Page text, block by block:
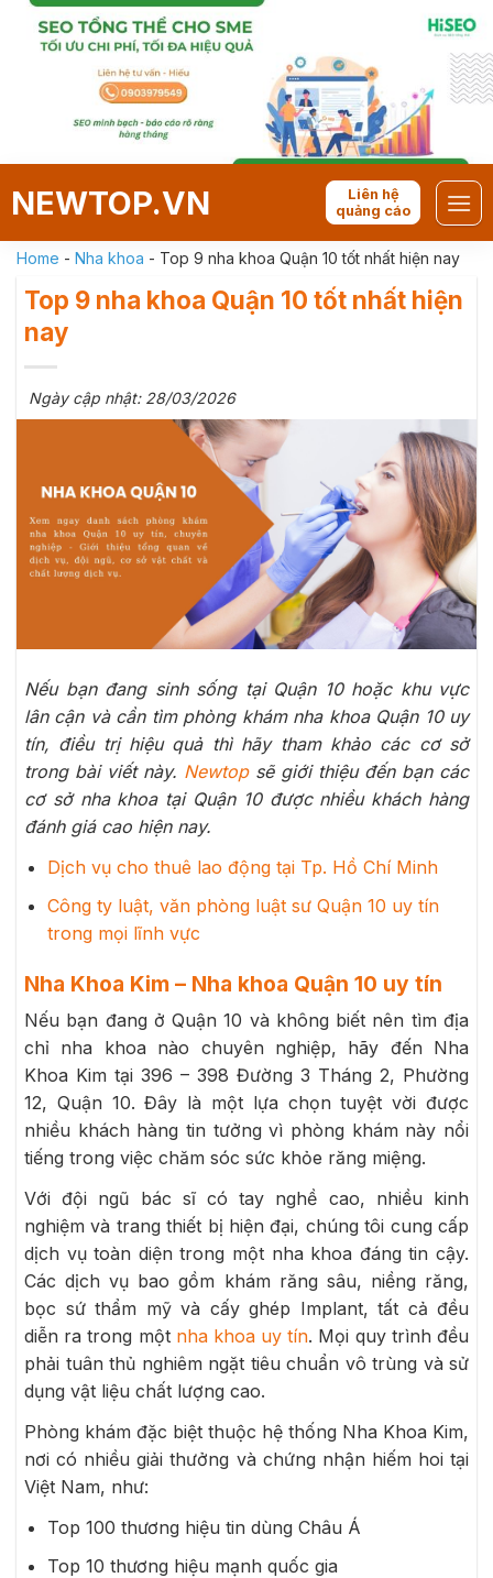
Skip
NEWTOP.VN
Liên hệ
quảng cáo
Home - Nha khoa - Top 9 nha khoa Quận 10 tốt nhất hiện nay
Top 9 nha khoa Quận 10 tốt nhất hiện
nay
Ngày cập nhật: 28/03/2026
Nếu bạn đang sinh sống tại Quận 10 hoặc khu vực
lân cận và cần tìm phòng khám nha khoa Quận 10 uy
tín, điều trị hiệu quả thì hãy tham khảo các cơ sở
trong bài viết này. Newtopsẽ giới thiệu đến bạn các
cơ sở nha khoa tại Quận 10 được nhiều khách hàng
đánh giá cao hiện nay.
Dịch vụ cho thuê lao động tại Tp. Hồ Chí Minh
Công ty luật, văn phòng luật sư Quận 10 uy tín
trong mọi lĩnh vực
Nha Khoa Kim – Nha khoa Quận 10 uy tín
Nếu bạn đang ở Quận 10 và không biết nên tìm địa
chỉ nha khoa nào chuyên nghiệp, hãy đến Nha
Khoa Kim tại 396 – 398 Đường 3 Tháng 2, Phường
12, Quận 10. Đây là một lựa chọn tuyệt vời được
nhiều khách hàng tin tưởng vì phòng khám này nổi
tiếng trong việc chăm sóc sức khỏe răng miệng.
Với đội ngũ bác sĩ có tay nghề cao, nhiều kinh
nghiệm và trang thiết bị hiện đại, chúng tôi cung cấp
dịch vụ toàn diện trong một nha khoa đáng tin cậy.
Các dịch vụ bao gồm khám răng sâu, niềng răng,
bọc sứ thẩm mỹ và cấy ghép Implant, tất cả đều
diễn ra trong một nha khoa uy tín. Mọi quy trình đều
phải tuân thủ nghiêm ngặt tiêu chuẩn vô trùng và sử
dụng vật liệu chất lượng cao.
Phòng khám đặc biệt thuộc hệ thống Nha Khoa Kim,
nơi có nhiều giải thưởng và chứng nhận hiếm hoi tại
Việt Nam, như:
Top 100 thương hiệu tin dùng Châu Á
Top 10 thương hiệu mạnh quốc gia